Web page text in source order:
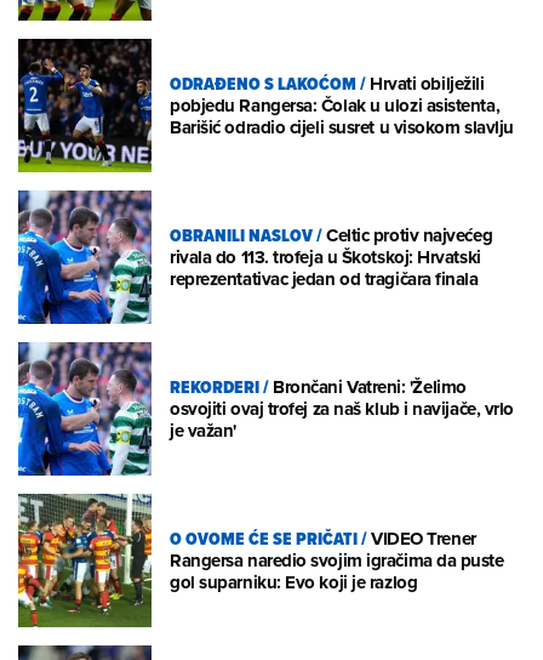
ODRAĐENO S LAKOĆOM/Hrvati obilježili
pobjedu Rangersa: Čolak u ulozi asistenta,
Barišić odradio cijeli susret u visokom slavlju
OBRANILI NASLOV/Celtic protiv najvećeg
rivala do 113. trofeja u Škotskoj: Hrvatski
reprezentativac jedan od tragičara finala
REKORDERI/Brončani Vatreni: 'Želimo
osvojiti ovaj trofej za naš klub i navijače, vrlo
je važan'
O OVOME ĆE SE PRIČATI/VIDEO Trener
Rangersa naredio svojim igračima da puste
gol suparniku: Evo koji je razlog